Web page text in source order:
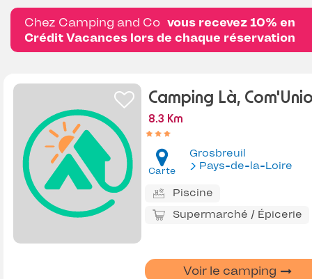
Chez Camping and Co vous recevez 10% en
Crédit Vacances lors de chaque réservation
Camping Là,
8.3 Km
Carte
Grosbreuil
Pays-de-la-Loire
Piscine
Supermarché / Épicerie
Voir le camping